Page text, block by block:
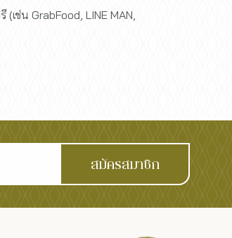
(เช่น GrabFood, LINE MAN,
สมัครสมาชิก